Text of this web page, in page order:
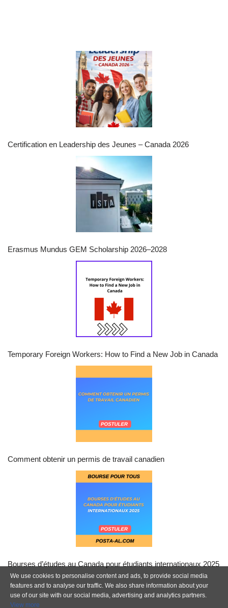
Certification en Leadership des Jeunes – Canada 2026
Erasmus Mundus GEM Scholarship 2026–2028
Temporary Foreign Workers: How to Find a New Job in Canada
Comment obtenir un permis de travail canadien
Bourses d’études au Canada pour étudiants internationaux 2025
We use cookies to personalise content and ads, to provide social media
features and to analyse our traffic. We also share information about your
use of our site with our social media, advertising and analytics partners.
View more